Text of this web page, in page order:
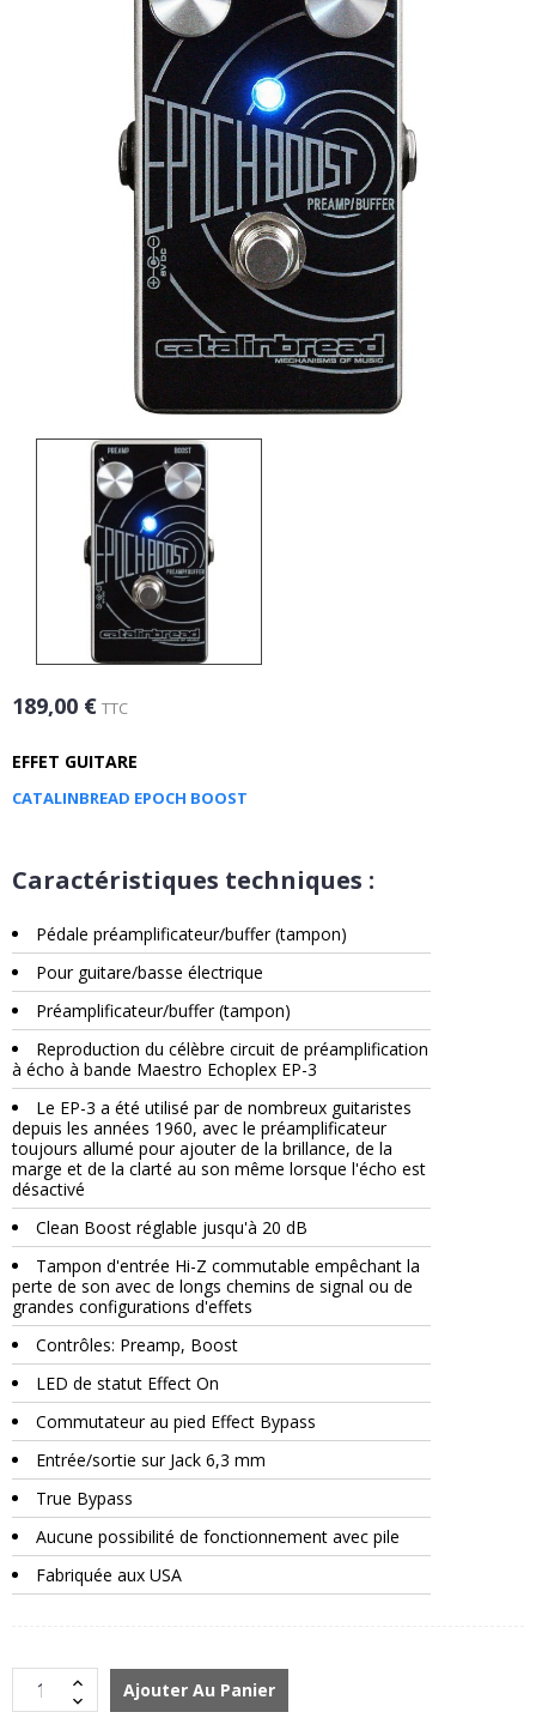
189,00 € TTC
EFFET GUITARE
CATALINBREAD EPOCH BOOST
Caractéristiques techniques :
Pédale préamplificateur/buffer (tampon)
Pour guitare/basse électrique
Préamplificateur/buffer (tampon)
Reproduction du célèbre circuit de préamplification
à écho à bande Maestro Echoplex EP-3
Le EP-3 a été utilisé par de nombreux guitaristes
depuis les années 1960, avec le préamplificateur
toujours allumé pour ajouter de la brillance, de la
marge et de la clarté au son même lorsque l'écho est
désactivé
Clean Boost réglable jusqu'à 20 dB
Tampon d'entrée Hi-Z commutable empêchant la
perte de son avec de longs chemins de signal ou de
grandes configurations d'effets
Contrôles: Preamp, Boost
LED de statut Effect On
Commutateur au pied Effect Bypass
Entrée/sortie sur Jack 6,3 mm
True Bypass
Aucune possibilité de fonctionnement avec pile
Fabriquée aux USA
Ajouter Au Panier